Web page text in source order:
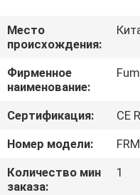
НАС
ФАБРИКИ
ПРОВЕРКА
КАЧЕСТВА
Место
происхождения:
Фирменное
наименование:
Сертификация:
CE
Номер модели:
Количество мин
заказа:
1